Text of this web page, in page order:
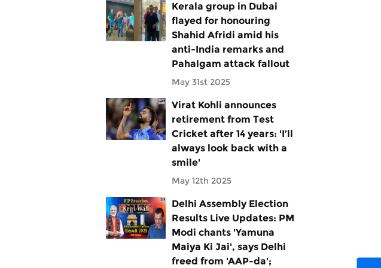
Kerala group in Dubai
flayed for honouring
Shahid Afridi amid his
anti-India remarks and
Pahalgam attack fallout
May 31st 2025
Virat Kohli announces
retirement from Test
Cricket after 14 years: 'I’ll
always look back with a
smile'
May 12th 2025
Delhi Assembly Election
Results Live Updates: PM
Modi chants 'Yamuna
Maiya Ki Jai', says Delhi
freed from 'AAP-da';